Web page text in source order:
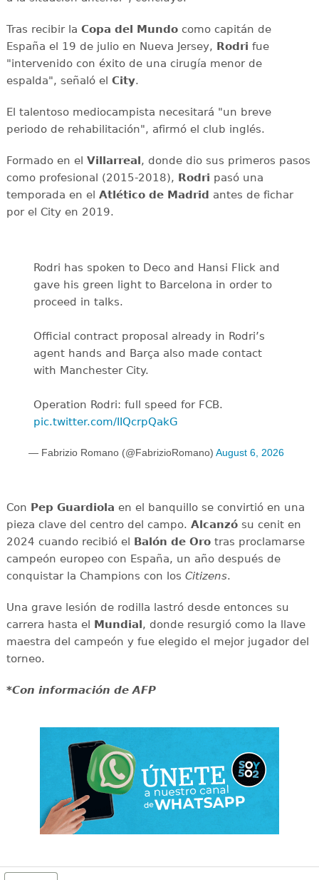
Tras recibir la Copa del Mundocomo capitán de
España el 19 de julio en Nueva Jersey, Rodri fue
"intervenido con éxito de una cirugía menor de
espalda", señaló el City.
El talentoso mediocampista necesitará "un breve
periodo de rehabilitación", afirmó el club inglés.
Formado en el Villarreal, donde dio sus primeros pasos
como profesional (2015-2018), Rodri pasó una
temporada en el Atlético de Madrid antes de fichar
por el City en 2019.
Rodri has spoken to Deco and Hansi Flick and
gave his green light to Barcelona in order to
proceed in talks.
Official contract proposal already in Rodri’s
agent hands and Barça also made contact
with Manchester City.
Operation Rodri: full speed for FCB.
pic.twitter.com/IIQcrpQakG
— Fabrizio Romano (@FabrizioRomano) August 6, 2026
Con Pep Guardiola en el banquillo se convirtió en una
pieza clave del centro del campo. Alcanzósu cenit en
2024 cuando recibió el
Balón de Orotras proclamarse
campeón europeo con España, un año después de
conquistar la Champions con los Citizens.
Una grave lesión de rodilla lastró desde entonces su
carrera hasta el
Mundial , donde resurgió como la llave
maestra del campeón y fue elegido el mejor jugador del
torneo.
*Con información de AFP